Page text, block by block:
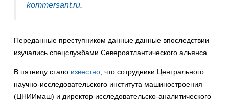
kommersant.ru.
Переданные преступником данные данные впоследствии
изучались спецслужбами Североатлантического альянса.
В пятницу стало известно , что сотрудники Центрального
научно-исследовательского института машиностроения
(ЦНИИмаш) и директор исследовательско-аналитического